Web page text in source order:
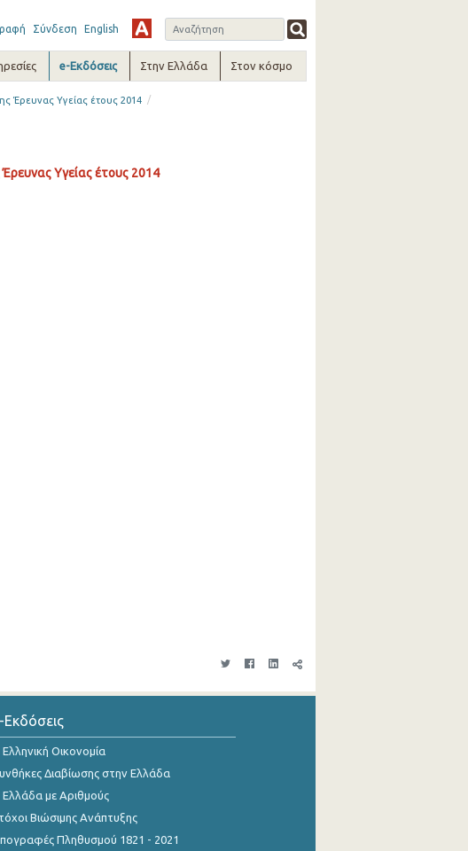
Σύνδεση English
e-Εκδόσεις Στην Ελλάδα Στον κόσμο
Έρευνας Υγείας έτους 2014 /
Υγείας έτους 2014
Εκδόσεις
Οικονομία
Διαβίωσης στην Ελλάδα
με Αριθμούς
Βιώσιμης Ανάπτυξης
Πληθυσμού 1821 - 2021